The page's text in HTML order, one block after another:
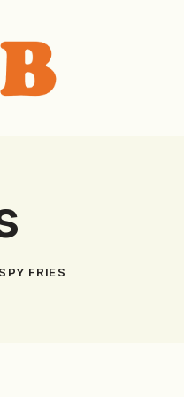
FRIES